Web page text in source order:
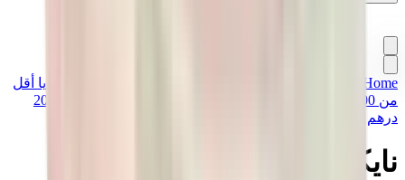
Home
هدايا أقل
من 1000 درهم
هدايا أقل من 2000
درهم
نايكي دنك لو "أورانج بيرل"